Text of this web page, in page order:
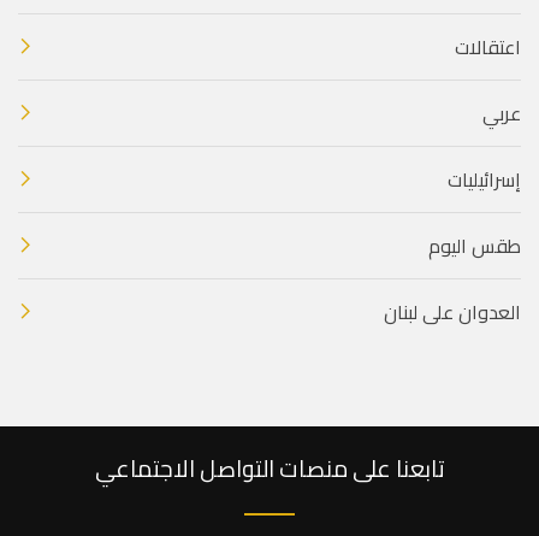
اعتقالات
عربي
إسرائيليات
طقس اليوم
العدوان على لبنان
تابعنا على منصات التواصل الاجتماعي